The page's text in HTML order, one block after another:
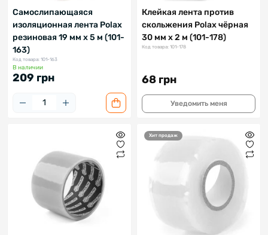
Самослипающаяся
изоляционная лента Polax
резиновая 19 мм х 5 м (101-
163)
Код товара: 101-163
В наличии
209 грн
Клейкая лента против
скольжения Polax чёрная
30 мм х 2 м (101-178)
Код товара: 101-178
68 грн
Уведомить меня
Хит продаж